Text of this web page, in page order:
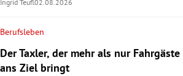
Ingrid Teufl02.08.2026
Berufsleben
Der Taxler, der mehr als nur Fahrgäste
ans Ziel bringt